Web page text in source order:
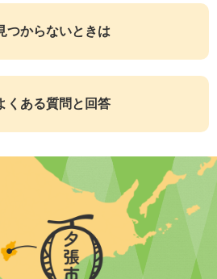
つからないときは
くある質問と回答